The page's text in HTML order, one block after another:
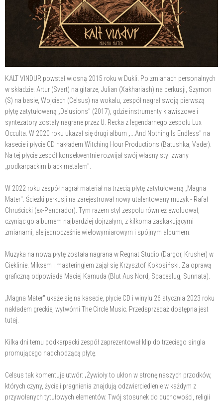
KALT VINDUR powstał wiosną 2015 roku w Dukli. Po zmianach personalnych
w składzie: Artur (Svart) na gitarze, Julian (Xakhariash) na perkusji, Szymon
(S) na basie, Wojciech (Celsus) na wokalu, zespół nagrał swoją pierwszą
płytę zatytułowaną „Delusions" (2017), gdzie instrumenty klawiszowe i
syntezatory zostały nagrane przez U. Recka z legendarnego zespołu Lux
Occulta. W 2020 roku ukazał się drugi album „...And Nothing Is Endless" na
kasecie i płycie CD nakładem Witching Hour Productions (Batushka, Vader).
Na tej płycie zespół konsekwentnie rozwijał swój własny styl zwany
„podkarpackim black metalem".
W 2022 roku zespół nagrał materiał na trzecią płytę zatytułowaną „Magna
Mater". Ścieżki perkusji na zarejestrował nowy utalentowany muzyk - Rafał
Chruścicki (ex-Pandrador). Tym razem styl zespołu również ewoluował,
czyniąc go albumem najbardziej dojrzałym, z kilkoma zaskakującymi
zmianami, ale jednocześnie wielowymiarowym i spójnym albumem.
Muzyka na nową płytę została nagrana w Regnat Studio (Dargor, Krusher) w
Cieklinie. Miksem i masteringiem zajął się Krzysztof Kokosiński. Za oprawą
graficzną odpowiada Maciej Kamuda (Blut Aus Nord, Spaceslug, Sunnata).
„Magna Mater" ukaże się na kasecie, płycie CD i winylu 26 stycznia 2023 roku
nakładem greckiej wytwórni The Circle Music. Przedsprzedaż dostępna jest
tutaj.
Kilka dni temu podkarpacki zespół zaprezentował klip do trzeciego singla
promującego nadchodzącą płytę.
Celsus tak komentuje utwór: „Żywioły to ukłon w stronę naszych przodków,
których czyny, życie i pragnienia znajdują odzwierciedlenie w każdym z
przywołanych tytułowych elementów. Twój stosunek do duchowości, religii